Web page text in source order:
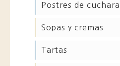
postres de cuchara
sopas y cremas
tartas